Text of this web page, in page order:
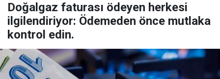
Doğalgaz faturası ödeyen herkesi
ilgilendiriyor: Ödemeden önce mutlaka
kontrol edin.